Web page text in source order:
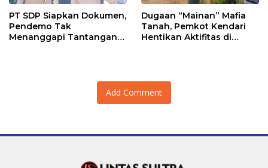
PT SDP Siapkan Dokumen,
Pendemo Tak
Menanggapi Tantangan
Dugaan “Mainan” Mafia
Tanah, Pemkot Kendari
Hentikan Aktifitas di
Add Comment